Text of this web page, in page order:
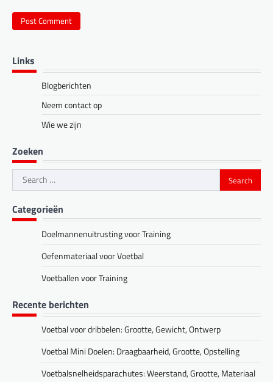
Links
Blogberichten
Neem contact op
Wie we zijn
Zoeken
Search
for:
Categorieën
Doelmannenuitrusting voor Training
Oefenmateriaal voor Voetbal
Voetballen voor Training
Recente berichten
Voetbal voor dribbelen: Grootte, Gewicht, Ontwerp
Voetbal Mini Doelen: Draagbaarheid, Grootte, Opstelling
Voetbalsnelheidsparachutes: Weerstand, Grootte, Materiaal